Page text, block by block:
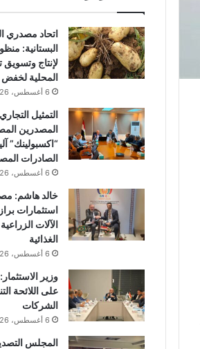
اتحاد مصدري
البستانية:
لإنتاج
المحلية لخفض
6 أغسطس، 2026
التمثيل
المصدرين
“اكسبولينك”
الصادرات
6 أغسطس، 2026
خالد هاشم:
استثمارات
الآلات
الغذائية
6 أغسطس، 2026
وزير
على اللائحة
الشركات
6 أغسطس، 2026
المجلس